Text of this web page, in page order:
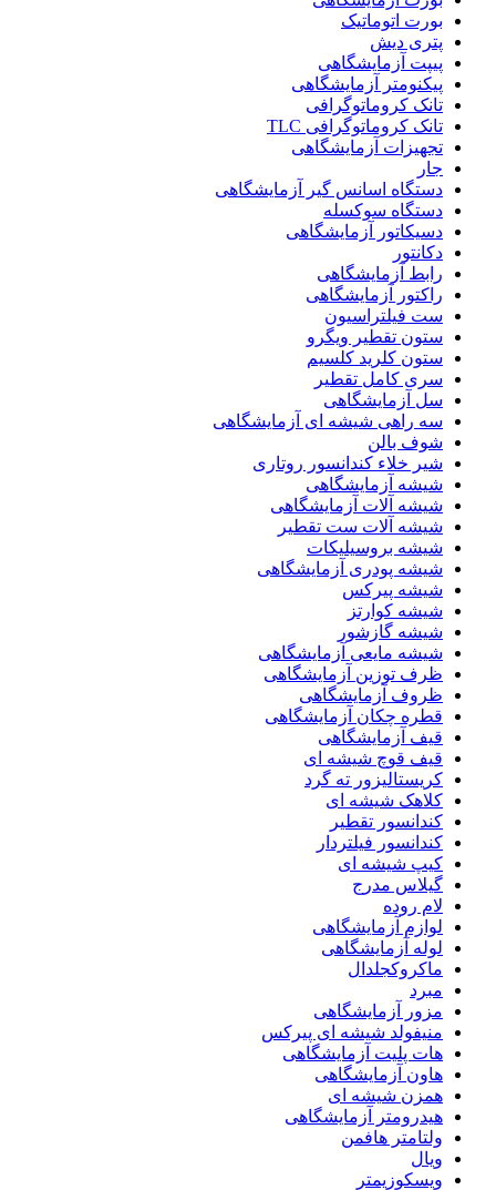
بورت اتوماتیک
پتری دیش
پیپت آزمایشگاهی
پیکنومتر آزمایشگاهی
تانک کروماتوگرافی
تانک کروماتوگرافی TLC
تجهیزات آزمایشگاهی
جار
دستگاه اسانس گیر آزمایشگاهی
دستگاه سوکسله
دسیکاتور آزمایشگاهی
دکانتور
رابط آزمایشگاهی
راکتور آزمایشگاهی
ست فیلتراسیون
ستون تقطیر ویگرو
ستون کلرید کلسیم
سری کامل تقطیر
سل آزمایشگاهی
سه راهی شیشه ای آزمایشگاهی
شوف بالن
شیر خلاء کندانسور روتاری
شیشه آزمایشگاهی
شیشه آلات آزمایشگاهی
شیشه آلات ست تقطیر
شیشه بروسیلیکات
شیشه پودری آزمایشگاهی
شیشه پیرکس
شیشه کوارتز
شیشه گازشور
شیشه مایعی آزمایشگاهی
ظرف توزین آزمایشگاهی
ظروف آزمایشگاهی
قطره چکان آزمایشگاهی
قیف آزمایشگاهی
قیف قوچ شیشه ای
کریستالیزور ته گرد
کلاهک شیشه ای
کندانسور تقطیر
کندانسور فیلتردار
کیپ شیشه ای
گیلاس مدرج
لام روده
لوازم آزمایشگاهی
لوله آزمایشگاهی
ماکروکجلدال
مبرد
مزور آزمایشگاهی
منیفولد شیشه ای پیرکس
هات پلیت آزمایشگاهی
هاون آزمایشگاهی
همزن شیشه ای
هیدرومتر آزمایشگاهی
ولتامتر هافمن
ویال
ویسکوزیمتر